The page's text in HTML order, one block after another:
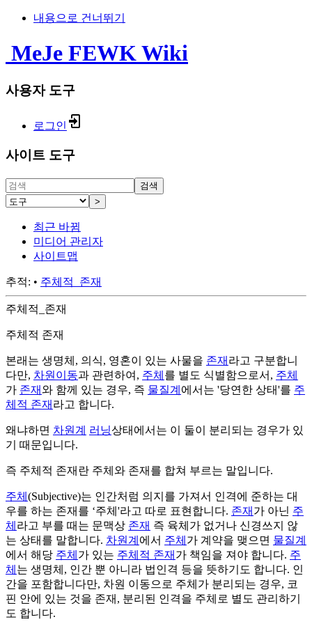
내용으로 건너뛰기
MeJe FEWK Wiki
사용자 도구
로그인
사이트 도구
검색
>
최근 바뀜
미디어 관리자
사이트맵
추적: • 주체적_존재
주체적_존재
주체적 존재
본래는 생명체, 의식, 영혼이 있는 사물을 존재 라고 구분합니
다만, 차원이동과 관련하여, 주체 를 별도 식별함으로서, 주체
가 존재와 함께 있는 경우, 즉 물질계 에서는 '당연한 상태'를 주
체적 존재 라고 합니다.
왜냐하면 차원계 러닝상태에서는 이 둘이 분리되는 경우가 있
기 때문입니다.
즉 주체적 존재란 주체와 존재를 합쳐 부르는 말입니다.
주체 (Subjective)는 인간처럼 의지를 가져서 인격에 준하는 대
우를 하는 존재를 ‘주체'라고 따로 표현합니다. 존재 가 아닌 주
체 라고 부를 때는 문맥상 존재 즉 육체가 없거나 신경쓰지 않
는 상태를 말합니다. 차원계 에서 주체 가 계약을 맺으면 물질계
에서 해당 주체 가 있는 주체적 존재 가 책임을 져야 합니다. 주
체 는 생명체, 인간 뿐 아니라 법인격 등을 뜻하기도 합니다. 인
간을 포함합니다만, 차원 이동으로 주체가 분리되는 경우, 코
핀 안에 있는 것을 존재, 분리된 인격을 주체로 별도 관리하기
도 합니다.